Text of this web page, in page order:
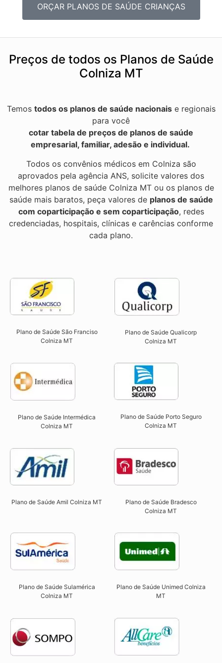
ORÇAR PLANOS DE SAÚDE CRIANÇAS
Preços de todos os Planos de Saúde
Colniza MT
Temos todos os planos de saúde nacionaise regionais
para você
cotar tabela de preços de planos de saúde
empresarial, familiar, adesão e individual.
Todos os convênios médicos em Colniza são
aprovados pela agência ANS, solicite valores dos
melhores planos de saúde Colniza MT ou os planos de
saúde mais baratos, peça valores de planos de saúde
com coparticipação e sem coparticipação, redes
credenciadas, hospitais, clínicas e carências conforme
cada plano.
Plano de Saúde São Franciso
Colniza MT​
Plano de Saúde Qualicorp
Colniza MT​
Plano de Saúde Intermédica
Colniza MT​
Plano de Saúde Porto Seguro
Colniza MT​
Plano de Saúde Amil Colniza MT
Plano de Saúde Bradesco
Colniza MT
Plano de Saúde Sulamérica
Colniza MT
Plano de Saúde Unimed Colniza
MT